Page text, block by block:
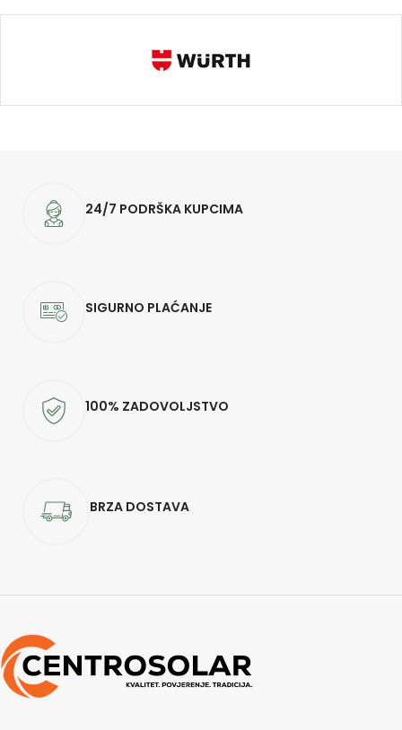
24/7 PODRŠKA KUPCIMA
SIGURNO PLAĆANJE
100% ZADOVOLJSTVO
BRZA DOSTAVA